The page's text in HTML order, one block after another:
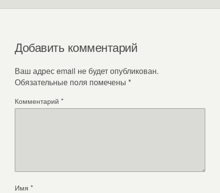
Добавить комментарий
Ваш адрес email не будет опубликован.
Обязательные поля помечены *
Комментарий *
Имя *